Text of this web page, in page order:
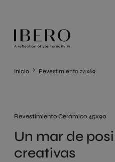
Inicio Revestimiento 24x69
Revestimiento Cerámico 45x90
Un mar de
creativas